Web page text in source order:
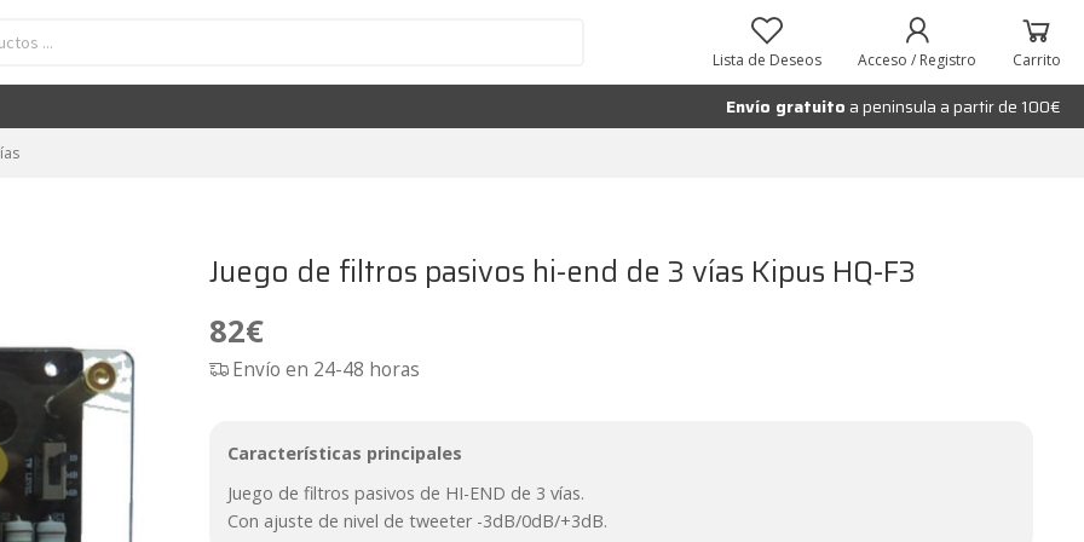
Lista de Deseos Acceso / Registro Carrito
Envío gratuito a peninsula a partir de 100€
Juego de filtros pasivos hi-end de 3 vías Kipus HQ-F3
82€
Envío en 24-48 horas
Características principales
Juego de filtros pasivos de HI-END de 3 vías.
Con ajuste de nivel de tweeter -3dB/0dB/+3dB.
Añadir al carrito